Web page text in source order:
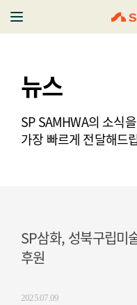
뉴스
SP SAMHWA의 소식을
가장 빠르게 전달해드
SP삼화, 성북구립미
후원
2025.07.09